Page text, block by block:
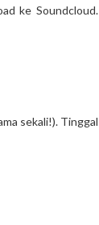
ke Soundcloud.
sekali!). Tinggal